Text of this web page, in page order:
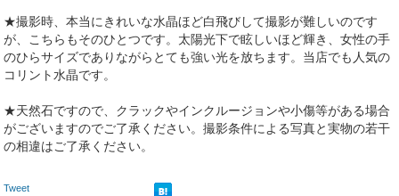
★撮影時、本当にきれいな水晶ほど白飛びして撮影が難しいのです
が、こちらもそのひとつです。太陽光下で眩しいほど輝き、女性の手
のひらサイズでありながらとても強い光を放ちます。当店でも人気の
コリント水晶です。
★天然石ですので、クラックやインクルージョンや小傷等がある場合
がございますのでご了承ください。撮影条件による写真と実物の若干
の相違はご了承ください。
Tweet